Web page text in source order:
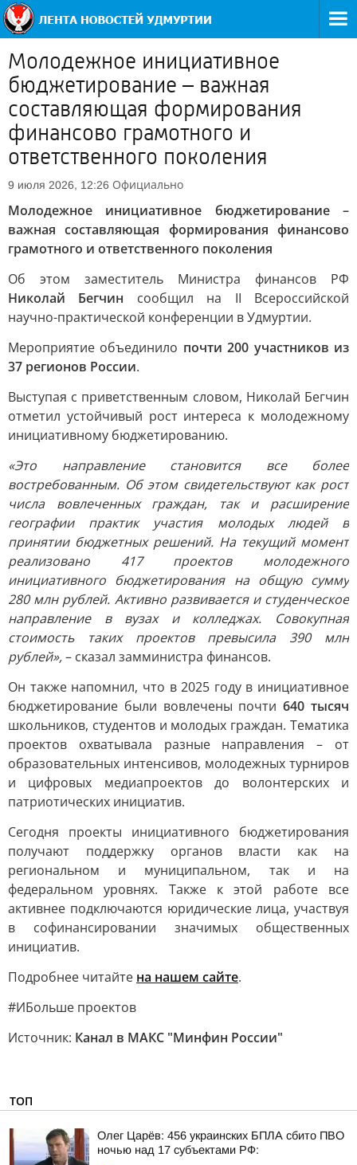
Молодежное инициативное
бюджетирование – важная
составляющая формирования
финансово грамотного и
ответственного поколения
9 июля 2026, 12:26 Официально
Молодежное инициативное бюджетирование –
важная составляющая формирования финансово
грамотного и ответственного поколения
Об этом заместитель Министра финансов РФ
Николай Бегчин сообщил на II Всероссийской
научно-практической конференции в Удмуртии.
Мероприятие объединило почти 200 участников из
37 регионов России.
Выступая с приветственным словом, Николай Бегчин
отметил устойчивый рост интереса к молодежному
инициативному бюджетированию.
«Это направление становится все более
востребованным. Об этом свидетельствуют как рост
числа вовлеченных граждан, так и расширение
географии практик участия молодых людей в
принятии бюджетных решений. На текущий момент
реализовано 417 проектов молодежного
инициативного бюджетирования на общую сумму
280 млн рублей. Активно развивается и студенческое
направление в вузах и колледжах. Совокупная
стоимость таких проектов превысила 390 млн
рублей»,– сказал замминистра финансов.
Он также напомнил, что в 2025 году в инициативное
бюджетирование были вовлечены почти640 тысяч
школьников, студентов и молодых граждан. Тематика
проектов охватывала разные направления – от
образовательных интенсивов, молодежных турниров
и цифровых медиапроектов до волонтерских и
патриотических инициатив.
Сегодня проекты инициативного бюджетирования
получают поддержку органов власти как на
региональном и муниципальном, так и на
федеральном уровнях. Также к этой работе все
активнее подключаются юридические лица, участвуя
в софинансировании значимых общественных
инициатив.
Подробнее читайте на нашем сайте.
#ИБольше проектов
Источник: Канал в МАКС "Минфин России"
ТОП
Олег Царёв: 456 украинских БПЛА сбито ПВО
ночью над 17 субъектами РФ: